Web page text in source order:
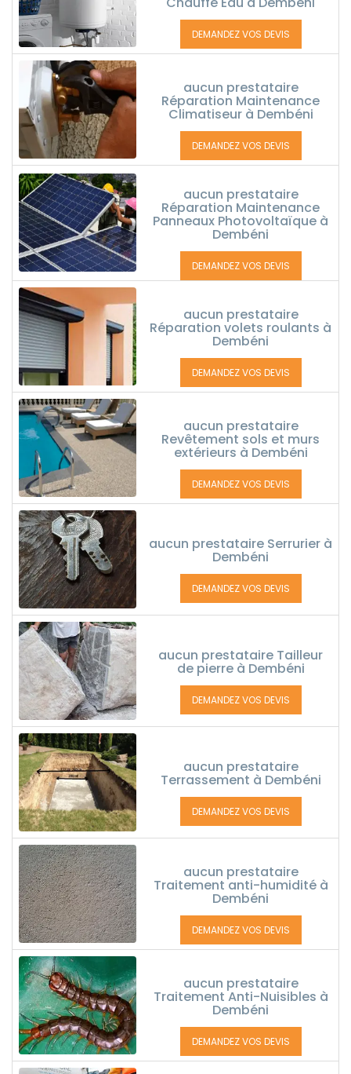
DEMANDEZ VOS DEVIS
aucun prestataire
Réparation Maintenance
Climatiseur à Dembéni
DEMANDEZ VOS DEVIS
aucun prestataire
Réparation Maintenance
Panneaux Photovoltaïque à
Dembéni
DEMANDEZ VOS DEVIS
aucun prestataire
Réparation volets roulants à
Dembéni
DEMANDEZ VOS DEVIS
aucun prestataire
Revêtement sols et murs
extérieurs à Dembéni
DEMANDEZ VOS DEVIS
aucun prestataire Serrurier à
Dembéni
DEMANDEZ VOS DEVIS
aucun prestataire Tailleur
de pierre à Dembéni
DEMANDEZ VOS DEVIS
aucun prestataire
Terrassement à Dembéni
DEMANDEZ VOS DEVIS
aucun prestataire
Traitement anti-humidité à
Dembéni
DEMANDEZ VOS DEVIS
aucun prestataire
Traitement Anti-Nuisibles à
Dembéni
DEMANDEZ VOS DEVIS